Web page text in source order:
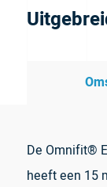
De Omnifit®
heeft een 15